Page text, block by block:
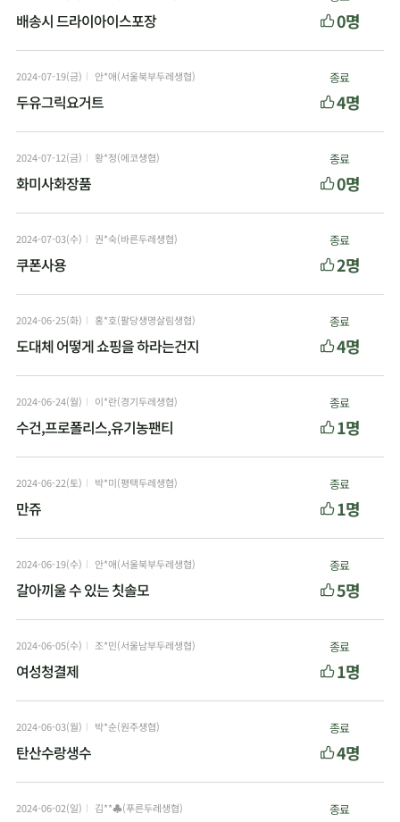
배송시 드라이아이스포장 0명
2024-07-19(금) 안*애(서울북부두레생협)
두유그릭요거트
종료
4명
2024-07-12(금) 황*정(에코생협)
화미사화장품
종료
0명
2024-07-03(수) 권*숙(바른두레생협)
쿠폰사용
종료
2명
2024-06-25(화) 홍*호(팔당생명살림생협)
도대체 어떻게 쇼핑을 하라는건지
종료
4명
2024-06-24(월) 이*란(경기두레생협)
수건,프로폴리스,유기농팬티
종료
1명
2024-06-22(토) 박*미(평택두레생협)
만쥬
종료
1명
2024-06-19(수) 안*애(서울북부두레생협)
갈아끼울 수 있는 칫솔모
종료
5명
2024-06-05(수) 조*민(서울남부두레생협)
여성청결제
종료
1명
2024-06-03(월) 박*순(원주생협)
탄산수랑생수
종료
4명
2024-06-02(일) 김**♣(푸른두레생협) 종료